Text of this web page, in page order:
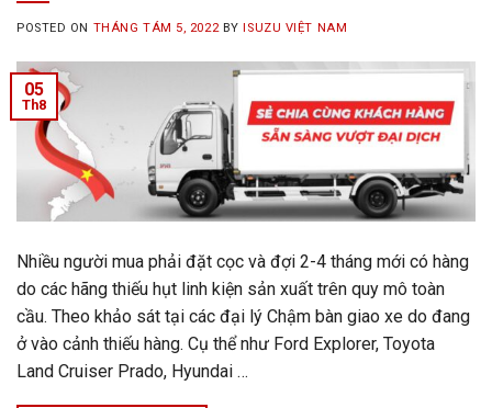
POSTED ON THÁNG TÁM 5, 2022 BYISUZU VIỆT NAM
05
Th8
Nhiều người mua phải đặt cọc và đợi 2-4 tháng mới có hàng
do các hãng thiếu hụt linh kiện sản xuất trên quy mô toàn
cầu. Theo khảo sát tại các đại lý Chậm bàn giao xe do đang
ở vào cảnh thiếu hàng. Cụ thể như Ford Explorer, Toyota
Land Cruiser Prado, Hyundai …